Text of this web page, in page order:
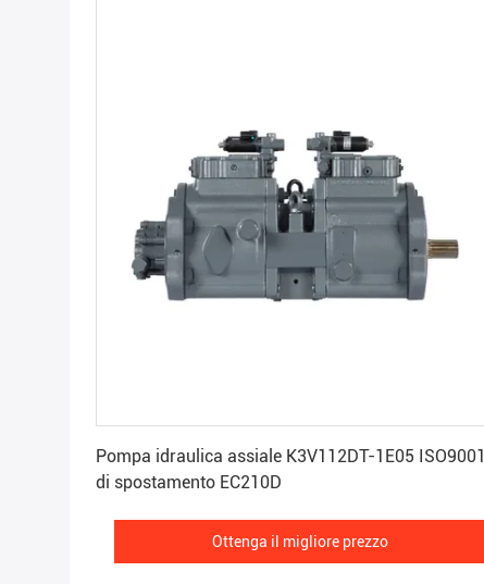
Pompa idraulica assiale K3V112DT-1E05 ISO9001
di spostamento EC210D
Ottenga il migliore prezzo